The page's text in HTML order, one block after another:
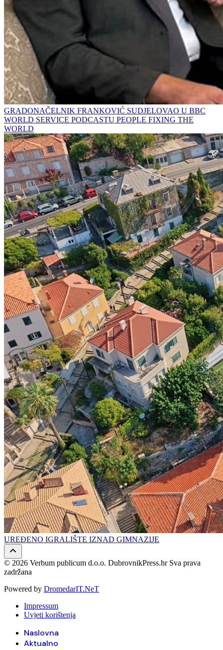
GRADONAČELNIK FRANKOVIĆ SUDJELOVAO U BBC
WORLD SERVICE PODCASTU PEOPLE FIXING THE
WORLD
UREĐENO IGRALIŠTE IZNAD GIMNAZIJE
© 2026 Verbum publicum d.o.o. DubrovnikPress.hr Sva prava
zadržana
Powered by DromedarIT.NeT
Impressum
Uvjeti korištenja
Naslovna
Aktualno